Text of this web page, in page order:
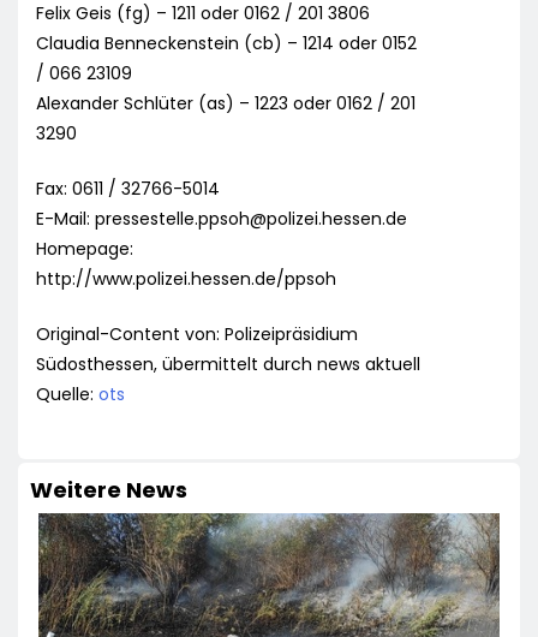
Felix Geis (fg) – 1211 oder 0162 / 201 3806
Claudia Benneckenstein (cb) – 1214 oder 0152
/ 066 23109
Alexander Schlüter (as) – 1223 oder 0162 / 201
3290
Fax: 0611 / 32766-5014
E-Mail: pressestelle.ppsoh@polizei.hessen.de
Homepage:
http://www.polizei.hessen.de/ppsoh
Original-Content von: Polizeipräsidium
Südosthessen, übermittelt durch news aktuell
Quelle: ots
Weitere News